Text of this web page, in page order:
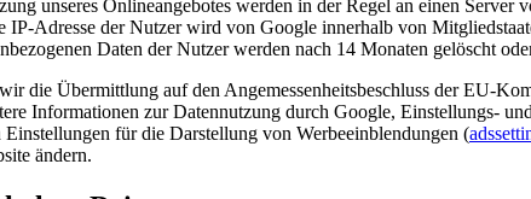
unseres Onlineangebotes werden in der Regel an einen
Adresse der Nutzer wird von Google innerhalb von
Daten der Nutzer werden nach 14 Monaten gelöscht
die Übermittlung auf den Angemessenheitsbeschluss der EU-
Informationen zur Datennutzung durch Google, Einstellungs-
für die Darstellung von Werbeeinblendungen (
ändern.